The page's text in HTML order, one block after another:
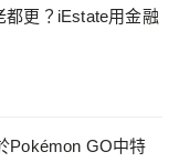
更？iEstate用金融
Pokémon GO中特